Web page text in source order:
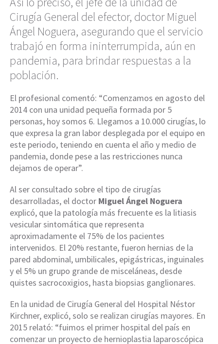
Cirugía General del efector, doctor Miguel
Ángel Noguera, asegurando que el servicio
trabajó en forma ininterrumpida, aún en
pandemia, para brindar respuestas a la
población.
El profesional comentó: “Comenzamos en agosto del
2014 con una unidad pequeña formada por 5
personas, hoy somos 6. Llegamos a 10.000 cirugías, lo
que expresa la gran labor desplegada por el equipo en
este periodo, teniendo en cuenta el año y medio de
pandemia, donde pese a las restricciones nunca
dejamos de operar”.
Al ser consultado sobre el tipo de cirugías
desarrolladas, el doctor Miguel Ángel Noguera
explicó, que la patología más frecuente es la litiasis
vesicular sintomática que representa
aproximadamente el 75% de los pacientes
intervenidos. El 20% restante, fueron hernias de la
pared abdominal, umbilicales, epigástricas, inguinales
y el 5% un grupo grande de misceláneas, desde
quistes sacrocoxigios, hasta biopsias ganglionares.
En la unidad de Cirugía General del Hospital Néstor
Kirchner, explicó, solo se realizan cirugías mayores. En
2015 relató: “fuimos el primer hospital del país en
comenzar un proyecto de hernioplastia laparoscópica